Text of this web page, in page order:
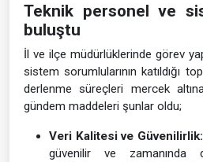
Teknik personel ve
buluştu
İl ve ilçe müdürlüklerinde görev
sistem sorumlularının katıldığı
derlenme süreçleri mercek altına
gündem maddeleri şunlar oldu;
Veri Kalitesi ve Güvenilirlik:
güvenilir ve zamanında